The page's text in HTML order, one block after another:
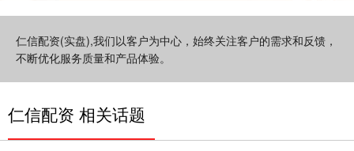
仁信配资(实盘),我们以客户为中心，始终关注客户的需求和反馈，
不断优化服务质量和产品体验。
仁信配资 相关话题